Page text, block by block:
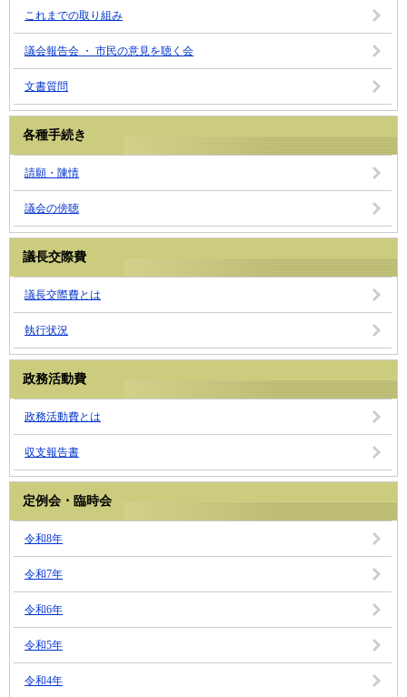
これまでの取り組み
議会報告会 ・ 市民の意見を聴く会
文書質問
各種手続き
請願・陳情
議会の傍聴
議長交際費
議長交際費とは
執行状況
政務活動費
政務活動費とは
収支報告書
定例会・臨時会
令和8年
令和7年
令和6年
令和5年
令和4年